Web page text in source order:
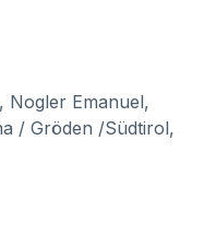
Nogler Emanuel,
/ Gröden /Südtirol,